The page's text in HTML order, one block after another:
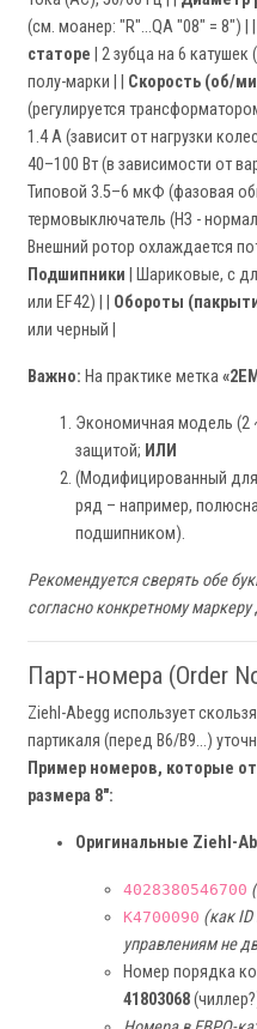
(см. моанер: "R"...QA "08" = 8") | |
статоре | 2 зубца на 6
полу-марки | | Скорость (об/
(регулируется
1.4 A (зависит от нагрузки
40–100 Вт (в зависимости от
Типовой 3.5–6 мкФ (фазовая
термовыключатель (НЗ -
Внешний ротор охлаждается
Подшипники | Шариковые, с
или EF42) | | Обороты
или черный |
Важно: На практике метка
Экономичная модель (2
защитой; ИЛИ
(Модифицированный
ряд – например,
подшипником).
Рекомендуется сверять обе
согласно конкретному маркеру
Парт-номера (Order
Ziehl-Abegg использует
партикаля (перед B6/B9…)
Пример номеров, которые
размера 8":
Оригинальные Ziehl-
4028380546700
K4700090 (как
управлениям не
Номер порядка
41803068